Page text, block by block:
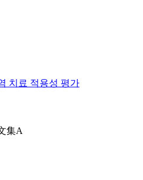
치료 적용성 평가
集A